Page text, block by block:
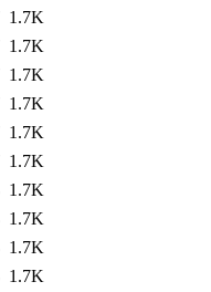
1.7K
1.7K
1.7K
1.7K
1.7K
1.7K
1.7K
1.7K
1.7K
1.7K